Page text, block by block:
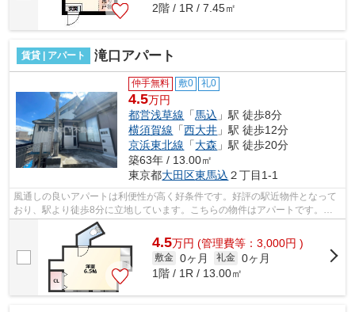
2階 / 1R / 7.45㎡
賃貸 | アパート 滝口アパート
仲手無料 敷0 礼0
4.5万円
都営浅草線 「馬込 」駅 徒歩8分
横須賀線 「西大井 」駅 徒歩12分
京浜東北線 「大森 」駅 徒歩20分
築63年 / 13.00㎡
東京都大田区東馬込 ２丁目1-1
風通しの良いアパートは利便性が高く好条件です。好評の駅近物件となって
おり、駅より徒歩8分に立地しています。こちらの物件はアパートです。カ
ード決済であれば、現金が手元になくて...
4.5万円 (管理費等：3,000円 )
敷金 0ヶ月 礼金 0ヶ月
1階 / 1R / 13.00㎡